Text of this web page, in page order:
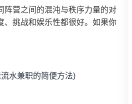
阵营之间的混沌与秩序力量的对
、挑战和娱乐性都很好。如果你
水兼职的简便方法)